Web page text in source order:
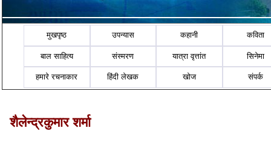
मुखपृष्ठ उपन्यास कहानी कविता
बाल साहित्य संस्मरण यात्रा वृत्तांत सिनेमा
हमारे रचनाकार हिंदी लेखक खोज संपर्क
शैलेन्द्रकुमार शर्मा